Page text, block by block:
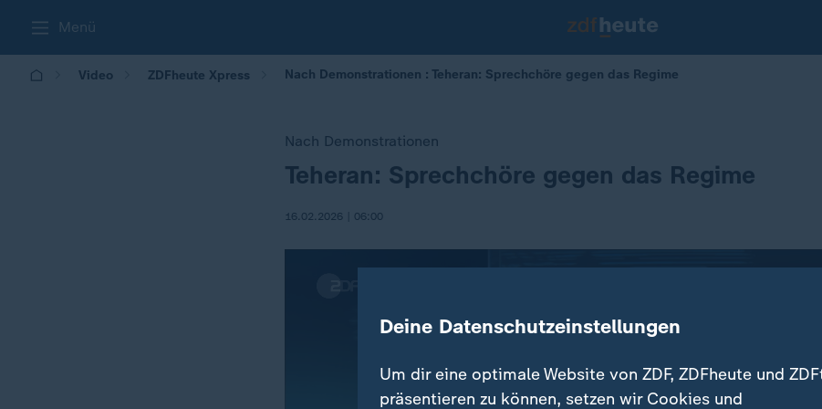
Menü
Video ZDFheute Xpress Nach Demonstrationen : Teheran: Sprechchöre gegen das Regime
Nach Demonstrationen
:
Teheran: Sprechchöre gegen das Regime
16.02.2026 | 06:00
Deine Datenschutzeinstellungen
Um dir eine optimale Website von ZDF, ZDFheute und
präsentieren zu können, setzen wir Cookies und